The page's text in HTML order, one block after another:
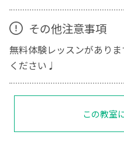
その他注意事項
無料体験レッスンがあり
ください♩
この教室